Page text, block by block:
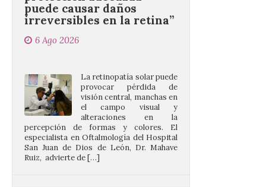
6 Ago 2026
el campo visual y
alteraciones en la
percepción de formas y colores. El
especialista en Oftalmología del Hospital
San Juan de Dios de León, Dr. Mahave
Ruiz, advierte de […]